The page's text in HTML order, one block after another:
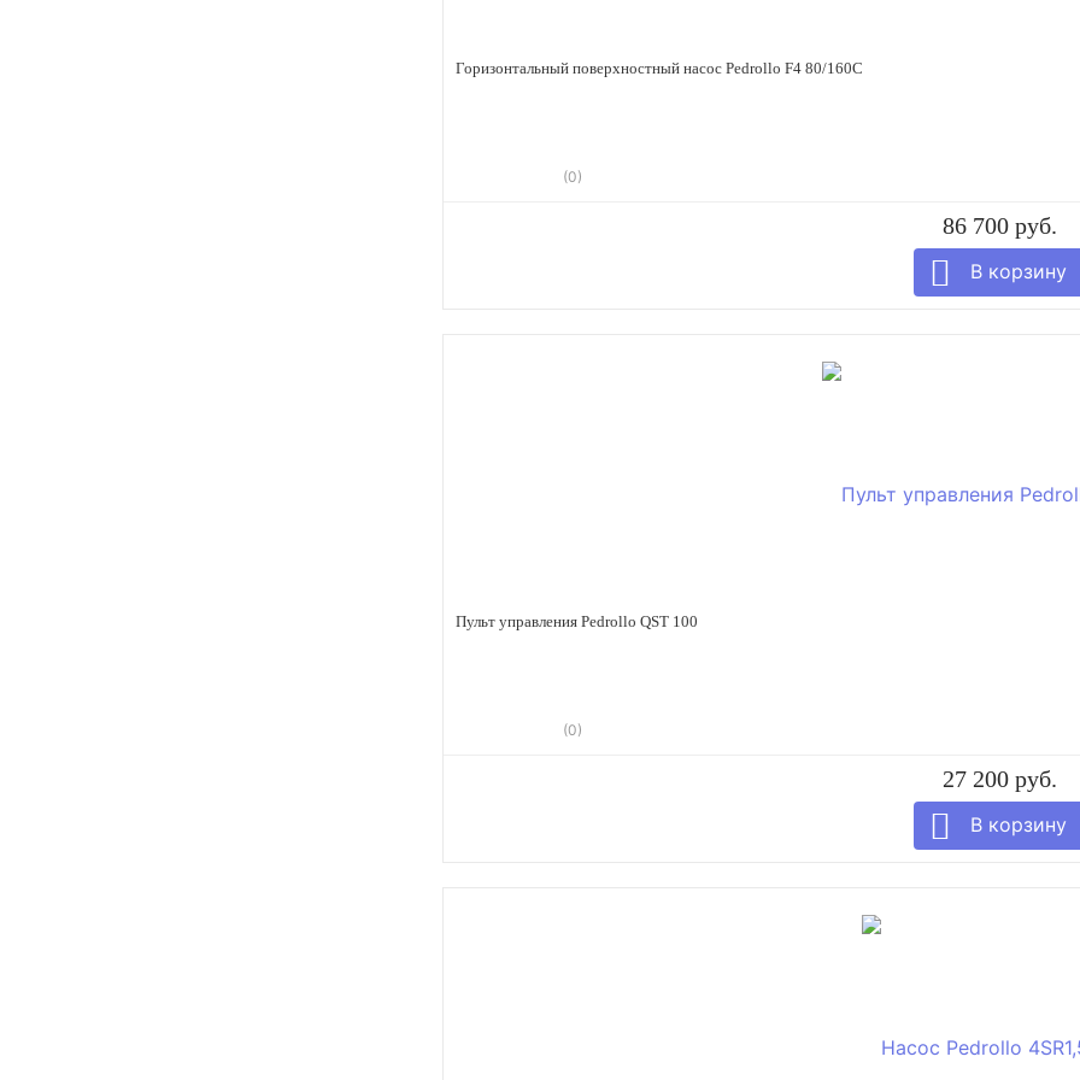
Горизонтальный поверхностный насос Pedrollo F4 80/160C
(0)
86 700 руб.
Пульт управления Pedrollo QST 100
(0)
27 200 руб.